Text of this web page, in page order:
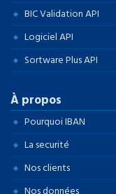
BIC Validation API
Logiciel API
Sortware Plus API
À propos
Pourquoi IBAN
La securité
Nos clients